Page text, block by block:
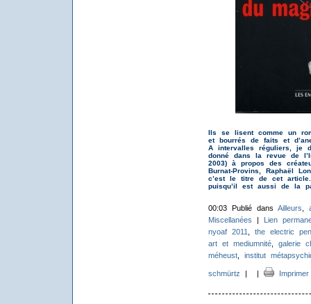
Ils se lisent comme un
et bourrés de faits et
A intervalles réguliers, je
donné dans la revue de
2003) à propos des
Burnat-Provins, Raphaël
c’est le titre de cet article.
puisqu’il est aussi de la
00:03 Publié dans Ailleurs
Miscellanées |
Lien
nyoaf 2011
the electric
art et mediumnité, galerie
méheust, institut
schmürtz | | Imprimer